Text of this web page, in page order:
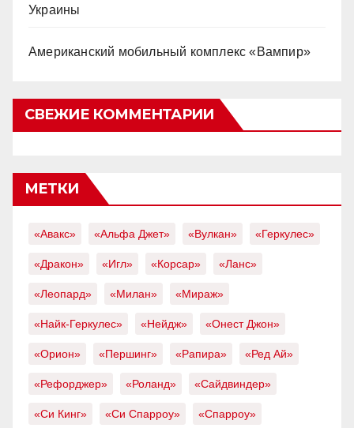
Украины
Американский мобильный комплекс «Вампир»
СВЕЖИЕ КОММЕНТАРИИ
МЕТКИ
«Авакс» «Альфа Джет» «Вулкан» «Геркулес»
«Дракон» «Игл» «Корсар» «Ланс»
«Леопард» «Милан» «Мираж»
«Найк-Геркулес» «Нейдж» «Онест Джон»
«Орион» «Першинг» «Рапира» «Ред Ай»
«Рефорджер» «Роланд» «Сайдвиндер»
«Си Кинг» «Си Спарроу» «Спарроу»